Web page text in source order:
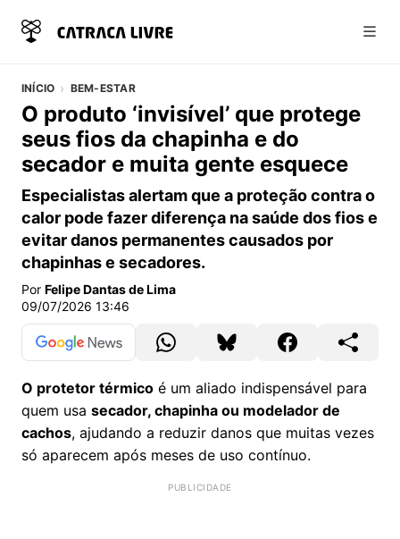
INÍCIO BEM-ESTAR
O produto ‘invisível’ que protege
seus fios da chapinha e do
secador e muita gente esquece
Especialistas alertam que a proteção contra o
calor pode fazer diferença na saúde dos fios e
evitar danos permanentes causados por
chapinhas e secadores.
Por Felipe Dantas de Lima
09/07/2026 13:46
O protetor térmico é um aliado indispensável para
quem usa secador, chapinha ou modelador de
cachos, ajudando a reduzir danos que muitas vezes
só aparecem após meses de uso contínuo.